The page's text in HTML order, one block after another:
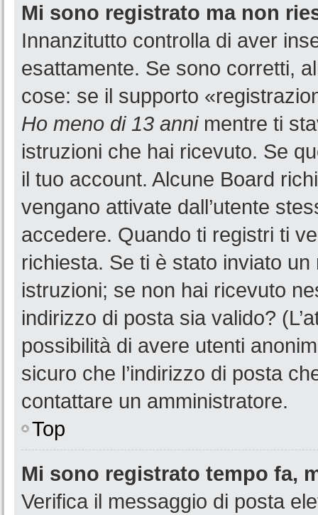
Mi sono registrato ma non
Innanzitutto controlla di aver
esattamente. Se sono corretti,
cose: se il supporto
Ho meno di 13 annimentre ti
istruzioni che hai ricevuto. Se
il tuo account. Alcune Board
vengano attivate dall’utente
accedere. Quando ti registri ti
richiesta. Se ti è stato inviato
istruzioni; se non hai ricevuto
indirizzo di posta sia valido?
possibilità di avere utenti
sicuro che l’indirizzo di posta
contattare un amministratore.
Top
Mi sono registrato tempo fa,
Verifica il messaggio di posta